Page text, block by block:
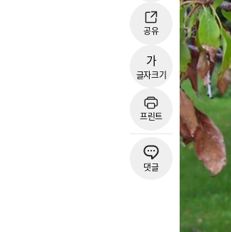
공유
가
글자크기
프린트
댓글